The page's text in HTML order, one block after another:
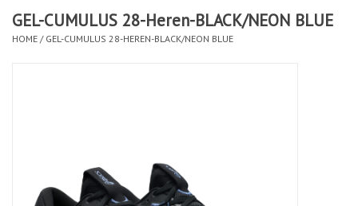
CLUBSHOPS
GEL-CUMULUS 28-Heren-BLACK/NEON BLUE
HOME / GEL-CUMULUS 28-HEREN-BLACK/NEON BLUE